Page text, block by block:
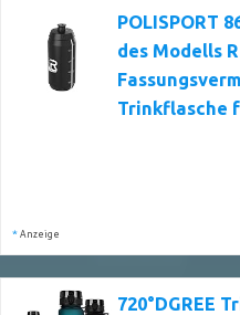
POLISPORT
des Modells
Trinkflasche
* Anzeige
720°DGREE